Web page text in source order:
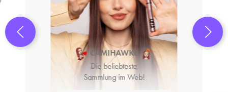
CAMIHAWKE
Die beliebteste
Sammlung im Web!